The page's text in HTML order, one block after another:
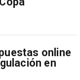
online
en